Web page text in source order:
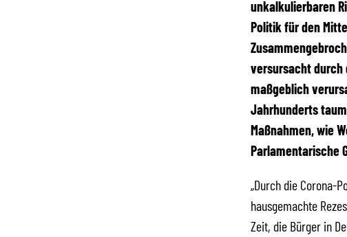
unkalkulierbaren
Politik für den
versursacht durch
maßgeblich
Jahrhunderts
Maßnahmen, wie
Parlamentarische
„Durch die Corona-
hausgemachte
Zeit, die Bürger in